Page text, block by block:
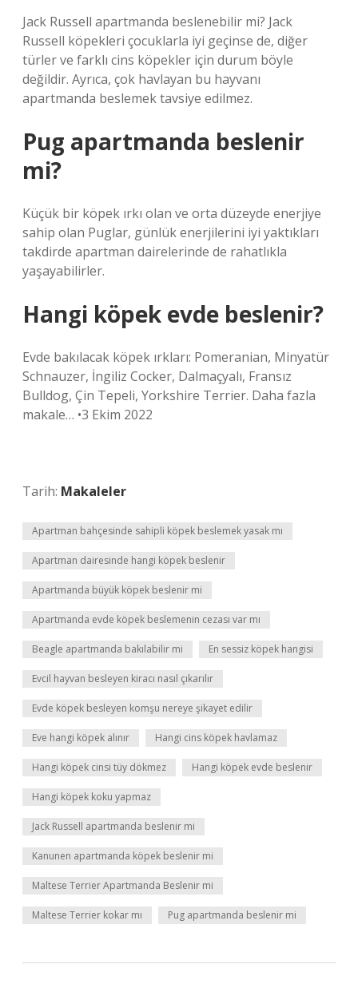
Jack Russell apartmanda beslenebilir mi? Jack
Russell köpekleri çocuklarla iyi geçinse de, diğer
türler ve farklı cins köpekler için durum böyle
değildir. Ayrıca, çok havlayan bu hayvanı
apartmanda beslemek tavsiye edilmez.
Pug apartmanda beslenir
mi?
Küçük bir köpek ırkı olan ve orta düzeyde enerjiye
sahip olan Puglar, günlük enerjilerini iyi yaktıkları
takdirde apartman dairelerinde de rahatlıkla
yaşayabilirler.
Hangi köpek evde beslenir?
Evde bakılacak köpek ırkları: Pomeranian, Minyatür
Schnauzer, İngiliz Cocker, Dalmaçyalı, Fransız
Bulldog, Çin Tepeli, Yorkshire Terrier. Daha fazla
makale… •3 Ekim 2022
Tarih: Makaleler
Apartman bahçesinde sahipli köpek beslemek yasak mı
Apartman dairesinde hangi köpek beslenir
Apartmanda büyük köpek beslenir mi
Apartmanda evde köpek beslemenin cezası var mı
Beagle apartmanda bakılabilir mi En sessiz köpek hangisi
Evcil hayvan besleyen kiracı nasıl çıkarılır
Evde köpek besleyen komşu nereye şikayet edilir
Eve hangi köpek alınır Hangi cins köpek havlamaz
Hangi köpek cinsi tüy dökmez Hangi köpek evde beslenir
Hangi köpek koku yapmaz
Jack Russell apartmanda beslenir mi
Kanunen apartmanda köpek beslenir mi
Maltese Terrier Apartmanda Beslenir mi
Maltese Terrier kokar mı Pug apartmanda beslenir mi